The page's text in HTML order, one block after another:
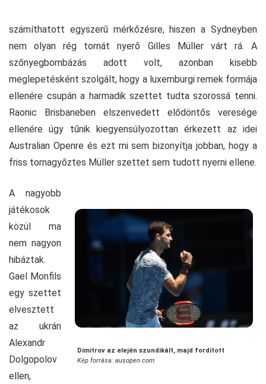
számíthatott egyszerű mérkőzésre, hiszen a Sydneyben
nem olyan rég tornát nyerő Gilles Müller várt rá. A
szőnyegbombázás adott volt, azonban kisebb
meglepetésként szolgált, hogy a luxemburgi remek formája
ellenére csupán a harmadik szettet tudta szorossá tenni.
Raonic Brisbaneben elszenvedett elődöntős veresége
ellenére úgy tűnik kiegyensúlyozottan érkezett az idei
Australian Openre és ezt mi sem bizonyítja jobban, hogy a
friss tornagyőztes Müller szettet sem tudott nyerni ellene.
Dimitrov az elején szundikált, majd fordított
Kép forrása: ausopen.com
A nagyobb
játékosok
közül ma
nem nagyon
hibáztak.
Gael Monfils
egy szettet
elvesztett
az ukrán
Alexandr
Dolgopolov
ellen,